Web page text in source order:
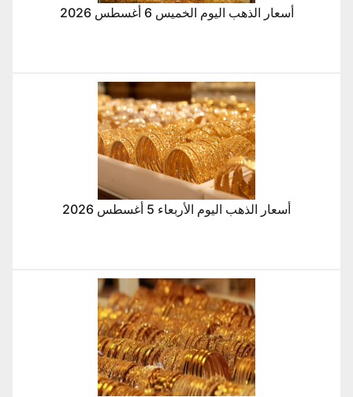
أسعار الذهب اليوم الخميس 6 أغسطس 2026
أسعار الذهب اليوم الأربعاء 5 أغسطس 2026